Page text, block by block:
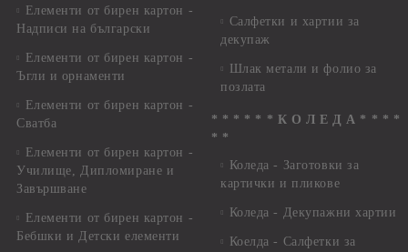
Елементи от бирен картон -
Надписи на български
Елементи от бирен картон -
Ъгли и орнаменти
Елементи от бирен картон -
Сватба
Елементи от бирен картон -
Училище, Дипломиране и
Завършване
Елементи от бирен картон -
Бебшки и Детски елементи
Салфетки и хартии за
декупаж
Шлак метали и фолио за
позлата
* * * * * * К О Л Е Д А * * * *
* *
Коледа - Заготовки за
картички и пликове
Коледа - Декупажни хартии
Коелда - Салфетки за